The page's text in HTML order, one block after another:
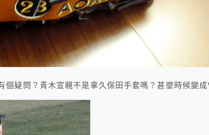
疑問？青木宣親不是拿久保田手套嗎？甚麼時候變成